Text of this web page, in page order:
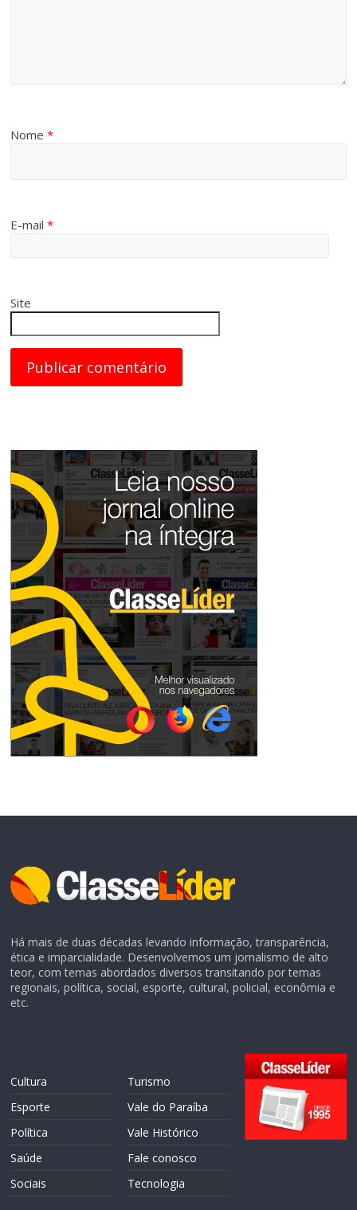
Nome*
E-mail*
Site
Há mais de duas décadas levando informação, transparência,
ética e imparcialidade. Desenvolvemos um jornalismo de alto
teor, com temas abordados diversos transitando por temas
regionais, política, social, esporte, cultural, policial, econômia e
etc.
Cultura
Esporte
Política
Saúde
Sociais
Turismo
Vale do Paraíba
Vale Histórico
Fale conosco
Tecnologia